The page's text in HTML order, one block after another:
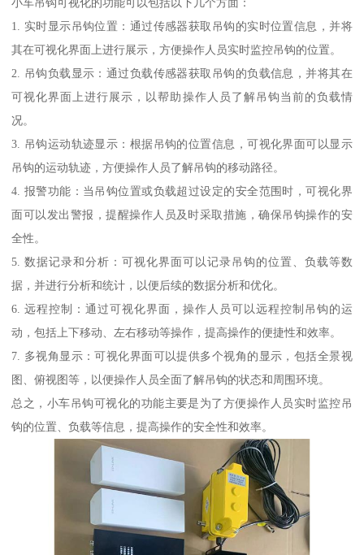
小车吊钩可视化的功能可以包括以下几个方面：
1. 实时显示吊钩位置：通过传感器获取吊钩的实时位置信息，并将
其在可视化界面上进行展示，方便操作人员实时监控吊钩的位置。
2. 吊钩负载显示：通过负载传感器获取吊钩的负载信息，并将其在
可视化界面上进行展示，以帮助操作人员了解吊钩当前的负载情
况。
3. 吊钩运动轨迹显示：根据吊钩的位置信息，可视化界面可以显示
吊钩的运动轨迹，方便操作人员了解吊钩的移动路径。
4. 报警功能：当吊钩位置或负载超过设定的安全范围时，可视化界
面可以发出警报，提醒操作人员及时采取措施，确保吊钩操作的安
全性。
5. 数据记录和分析：可视化界面可以记录吊钩的位置、负载等数
据，并进行分析和统计，以便后续的数据分析和优化。
6. 远程控制：通过可视化界面，操作人员可以远程控制吊钩的运
动，包括上下移动、左右移动等操作，提高操作的便捷性和效率。
7. 多视角显示：可视化界面可以提供多个视角的显示，包括全景视
图、俯视图等，以便操作人员全面了解吊钩的状态和周围环境。
总之，小车吊钩可视化的功能主要是为了方便操作人员实时监控吊
钩的位置、负载等信息，提高操作的安全性和效率。